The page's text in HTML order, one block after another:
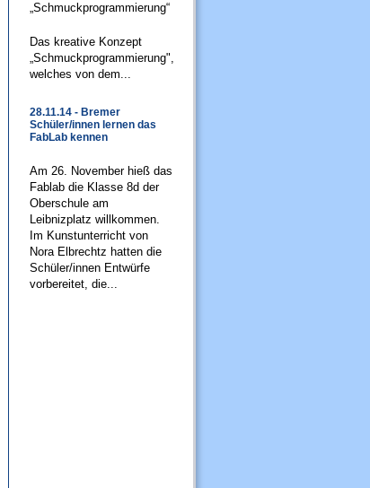
„Schmuckprogrammierung“
Das kreative Konzept
„Schmuckprogrammierung",
welches von dem...
28.11.14 - Bremer
Schüler/innen lernen das
FabLab kennen
Am 26. November hieß das
Fablab die Klasse 8d der
Oberschule am
Leibnizplatz willkommen.
Im Kunstunterricht von
Nora Elbrechtz hatten die
Schüler/innen Entwürfe
vorbereitet, die...